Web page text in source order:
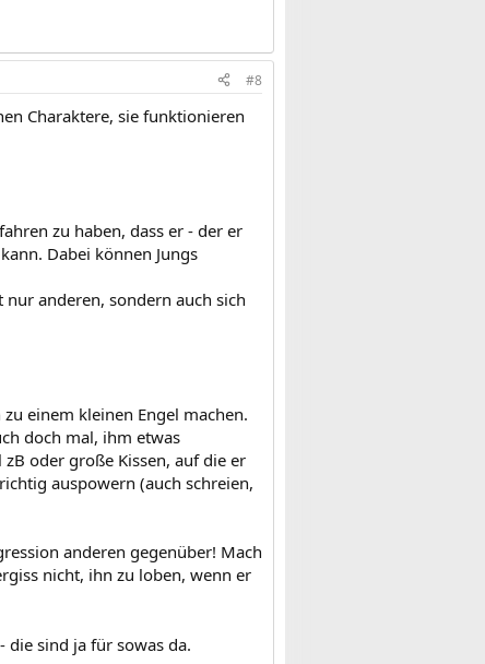
#8
Charaktere, sie funktionieren
zu haben, dass er - der er
Dabei können Jungs
anderen, sondern auch sich
einem kleinen Engel machen.
doch mal, ihm etwas
oder große Kissen, auf die er
auspowern (auch schreien,
anderen gegenüber! Mach
nicht, ihn zu loben, wenn er
sind ja für sowas da.